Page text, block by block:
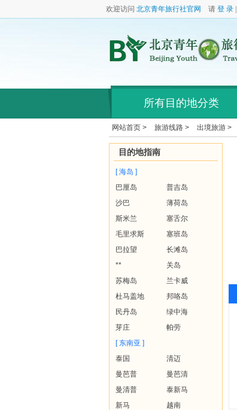
欢迎访问 北京青年旅行社官网 请 登 录
所有目的地分类
网站首页 > 旅游线路 > 出境旅游 >
目的地指南
[ 海岛 ]
巴厘岛
普吉岛
沙巴
薄荷岛
斯米兰
塞舌尔
毛里求斯
塞班岛
巴拉望
长滩岛
**
关岛
苏梅岛
兰卡威
杜马盖地
邦咯岛
民丹岛
绿中海
芽庄
帕劳
[ 东南亚 ]
泰国
清迈
曼芭普
曼芭清
曼清普
泰新马
新马
越南